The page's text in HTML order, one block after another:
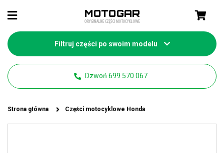
Filtruj części po swoim modelu
Dzwoń 699 570 067
Strona główna Części motocyklowe Honda